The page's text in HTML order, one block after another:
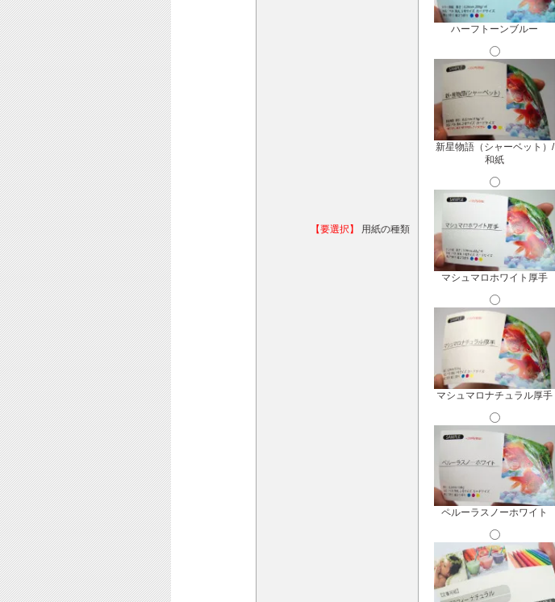
【要選択】 用紙の種類
ハーフトーンブルー
新星物語（シャーベット）/
和紙
マシュマロホワイト厚手
マシュマロナチュラル厚手
ペルーラスノーホワイト